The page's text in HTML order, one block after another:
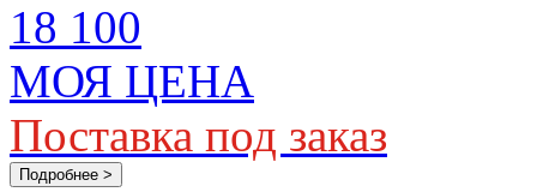
18 100
МОЯ ЦЕНА
Поставка под заказ
Подробнее >